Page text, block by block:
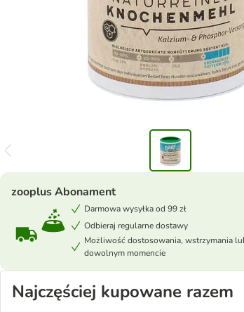
zooplus Abonament
Darmowa wysyłka od 99 zł
Odbieraj regularne dostawy
Możliwość dostosowania, wstrzymania
dowolnym momencie
Najczęściej kupowane razem